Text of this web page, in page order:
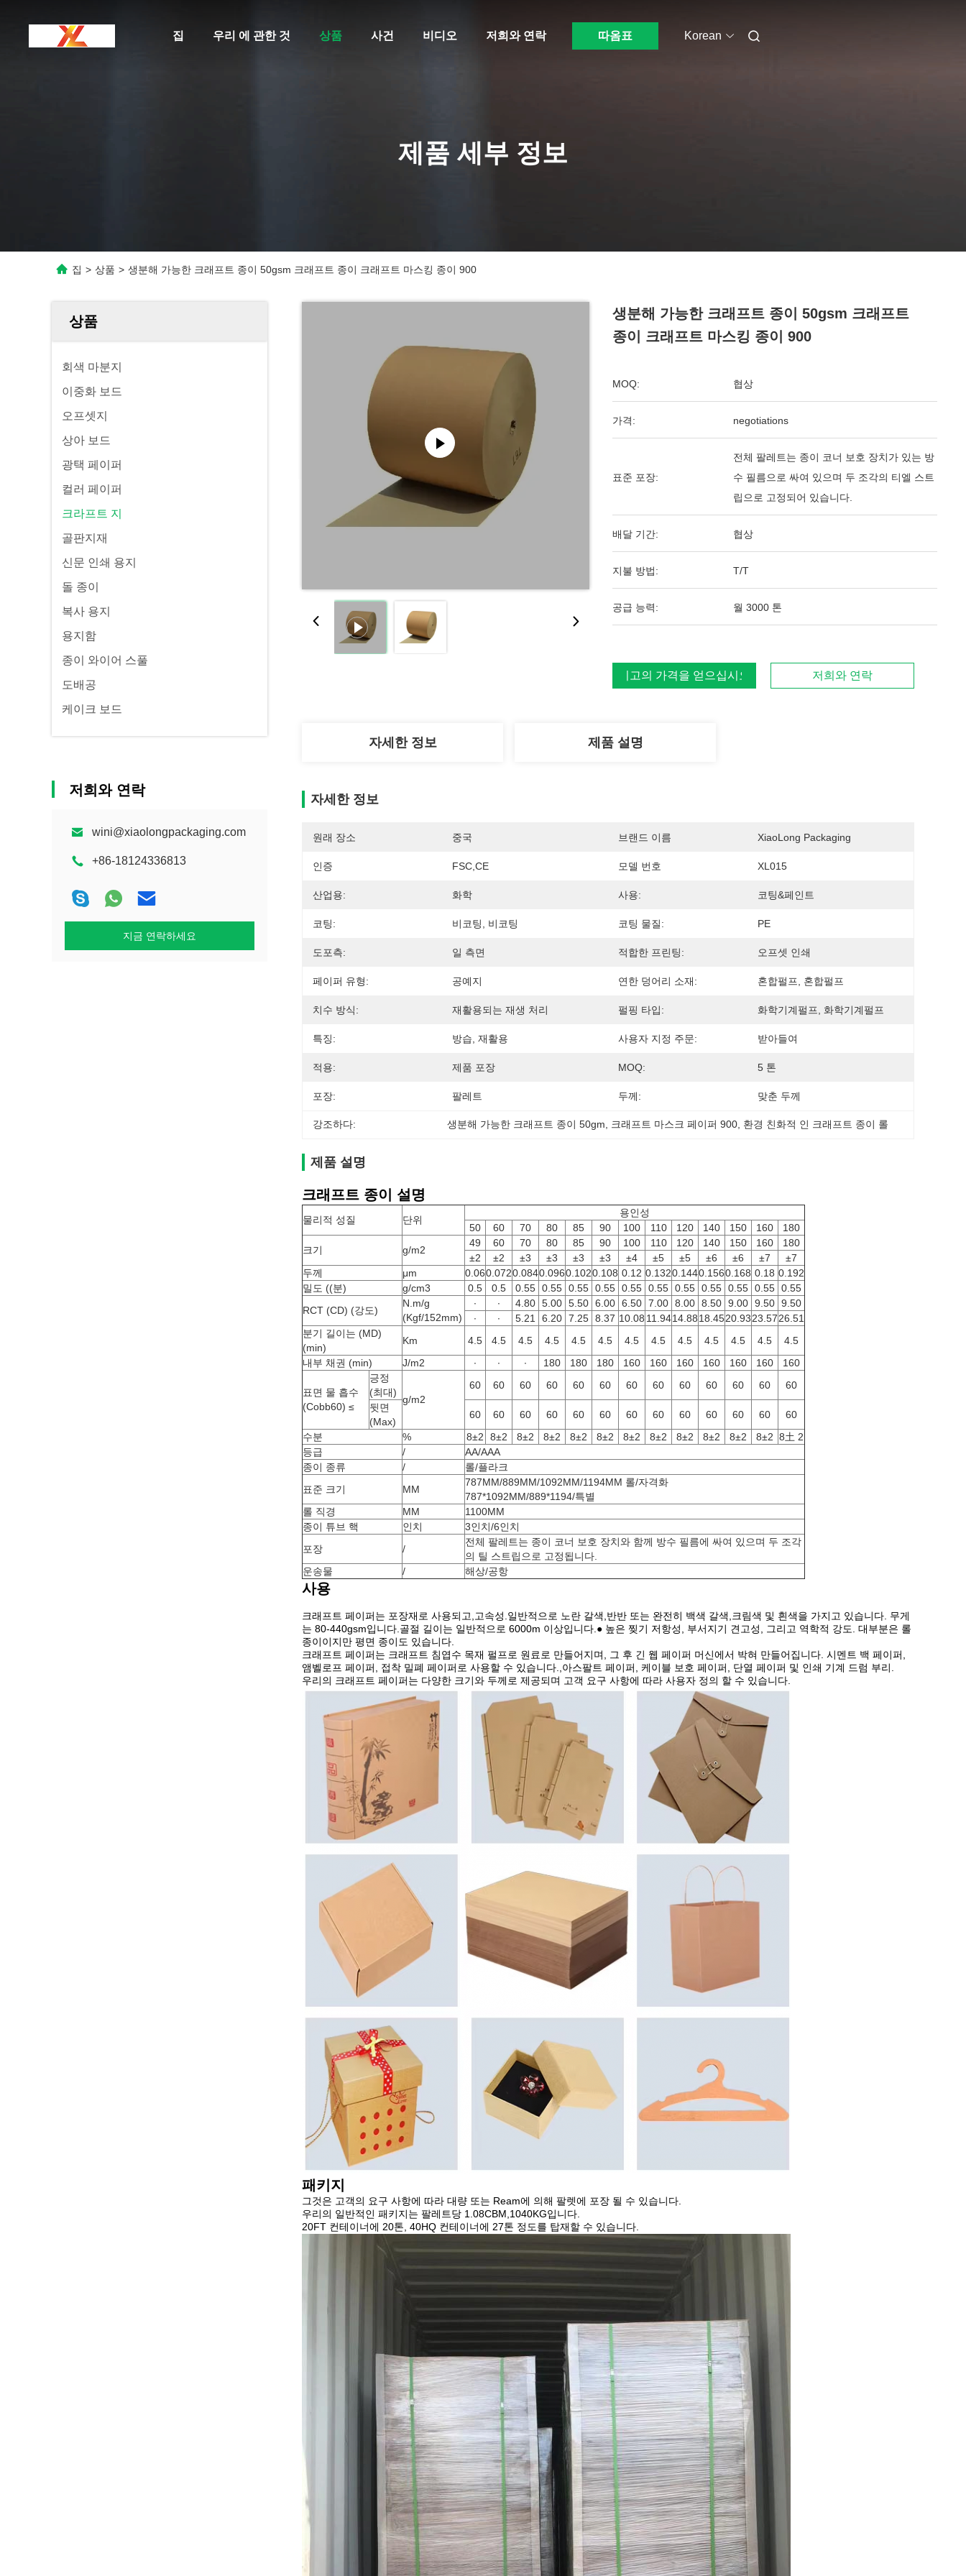
집 우리 에 관한 것 상품 사건 비디오 저희와 연락 따옴표 Korean
제품 세부 정보
집 > 상품 > 생분해 가능한 크래프트 종이 50gsm 크래프트 종이 크래프트 마스킹 종이 900
상품
회색 마분지
이중화 보드
오프셋지
상아 보드
광택 페이퍼
컬러 페이퍼
크라프트 지
골판지재
신문 인쇄 용지
돌 종이
복사 용지
용지함
종이 와이어 스풀
도배공
케이크 보드
저희와 연락
wini@xiaolongpackaging.com
+86-18124336813
지금 연락하세요
생분해 가능한 크래프트 종이 50gsm 크래프트
종이 크래프트 마스킹 종이 900
MOQ: 협상
가격: negotiations
표준 포장:
전체 팔레트는 종이 코너 보호 장치가 있는 방
수 필름으로 싸여 있으며 두 조각의 티엘 스트
립으로 고정되어 있습니다.
배달 기간: 협상
지불 방법: T/T
공급 능력: 월 3000 톤
최고의 가격을 얻으십시오 저희와 연락
자세한 정보 제품 설명
자세한 정보
원래 장소 중국 브랜드 이름 XiaoLong Packaging
인증 FSC,CE 모델 번호 XL015
산업용: 화학 사용: 코팅&페인트
코팅: 비코팅, 비코팅 코팅 물질: PE
도포측: 일 측면 적합한 프린팅: 오프셋 인쇄
페이퍼 유형: 공예지 연한 덩어리 소재: 혼합펄프, 혼합펄프
치수 방식: 재활용되는 재생 처리 펄핑 타입: 화학기계펄프, 화학기계펄프
특징: 방습, 재활용 사용자 지정 주문: 받아들여
적용: 제품 포장 MOQ: 5 톤
포장: 팔레트 두께: 맞춘 두께
강조하다: 생분해 가능한 크래프트 종이 50gm 크래프트 마스크 페이퍼 900 환경 친화적 인 크래프트 종이 롤
제품 설명
크래프트 종이 설명
물리적 성질 단위
용인성
50
60 70 80 85 90 100 110 120 140 150 160
180
크기
g/m2
49 60 70 80 85 90 100 110 120 140 150 160
180
±2
±2 ±3 ±3 ±3 ±3 ±4 ±5 ±5 ±6 ±6 ±7
±7
두께
μm 0.060.0720.0840.0960.1020.108 0.12 0.1320.1440.1560.168 0.18 0.192
밀도 ((분)
g/cm3 0.5 0.5 0.55 0.55 0.55 0.55 0.55 0.55 0.55 0.55 0.55 0.55 0.55
RCT (CD) (강도)
N.m/g
(Kgf/152mm)
∙ ∙ 4.80 5.00 5.50 6.00 6.50 7.00 8.00 8.50 9.00 9.50 9.50
∙
∙ 5.21 6.20 7.25 8.37 10.08 11.9414.8818.4520.9323.5726.51
분기 길이는 (MD)
(min)
Km 4.5 4.5 4.5 4.5 4.5 4.5 4.5 4.5 4.5 4.5 4.5 4.5
4.5
내부 채권 (min)
J/m2 ∙ ∙ ∙ 180 180 180 160 160 160 160 160 160 160
표면 물 흡수
(Cobb60) ≤
긍정
(최대)
g/m2
60 60 60 60 60 60 60 60 60 60 60 60
60
뒷면
(Max)
60 60 60 60 60 60 60 60 60 60 60 60
60
수분
% 8±2 8±2 8±2 8±2 8±2 8±2 8±2 8±2 8±2 8±2 8±2 8±2 8土 2
등급
/
AA/AAA
종이 종류
/
롤/플라크
표준 크기
MM
787MM/889MM/1092MM/1194MM 롤/자격화
787*1092MM/889*1194/특별
롤 직경
MM
1100MM
종이 튜브 핵
인치
3인치/6인치
포장
/
전체 팔레트는 종이 코너 보호 장치와 함께 방수 필름에 싸여 있으며 두 조각
의 틸 스트립으로 고정됩니다.
운송물
/ 해상/공항
사용
크래프트 페이퍼는 포장재로 사용되고,고속성.일반적으로 노란 갈색,반반 또는 완전히 백색 갈색,크림색 및 흰색을 가지고 있습니다. 무게
는 80-440gsm입니다.골절 길이는 일반적으로 6000m 이상입니다.● 높은 찢기 저항성, 부서지기 견고성, 그리고 역학적 강도. 대부분은 롤
종이이지만 평면 종이도 있습니다.
크래프트 페이퍼는 크래프트 침엽수 목재 펄프로 원료로 만들어지며, 그 후 긴 웹 페이퍼 머신에서 박혀 만들어집니다. 시멘트 백 페이퍼,
앰벨로프 페이퍼, 접착 밀폐 페이퍼로 사용할 수 있습니다.,아스팔트 페이퍼, 케이블 보호 페이퍼, 단열 페이퍼 및 인쇄 기계 드럼 부리.
우리의 크래프트 페이퍼는 다양한 크기와 두께로 제공되며 고객 요구 사항에 따라 사용자 정의 할 수 있습니다.
패키지
그것은 고객의 요구 사항에 따라 대량 또는 Ream에 의해 팔렛에 포장 될 수 있습니다.
우리의 일반적인 패키지는 팔레트당 1.08CBM,1040KG입니다.
20FT 컨테이너에 20톤, 40HQ 컨테이너에 27톤 정도를 탑재할 수 있습니다.